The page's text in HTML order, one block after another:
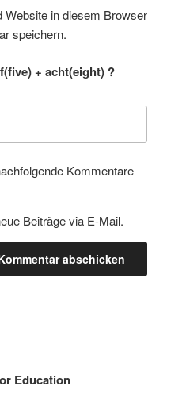
in diesem Browser
speichern.
+ acht(eight) ?
Kommentare
Beiträge via E-Mail.
Education